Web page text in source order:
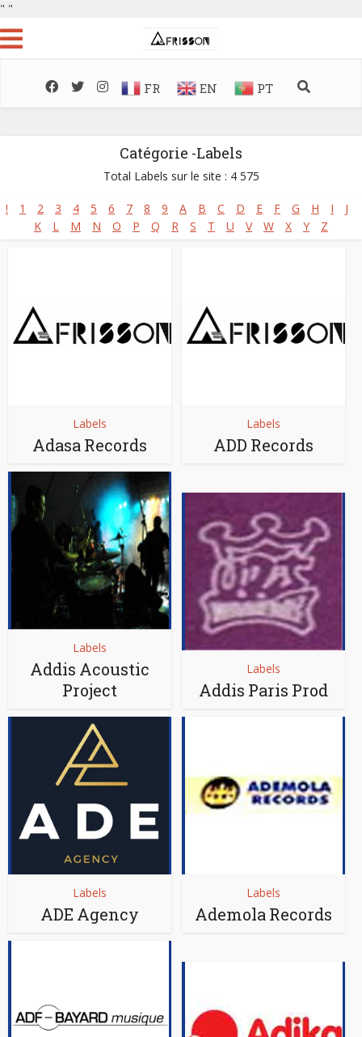
" "
FR EN PT
Catégorie -Labels
Total Labels sur le site : 4 575
! 1 2 3 4 5 6 7 8 9 A B C D E F G H I
J
K
L M N O P Q R S T U V W X Y Z
Labels
Adasa Records
Labels
ADD Records
Labels
Addis Acoustic
Project
Labels
Addis Paris Prod
Labels
ADE Agency
Labels
Ademola Records